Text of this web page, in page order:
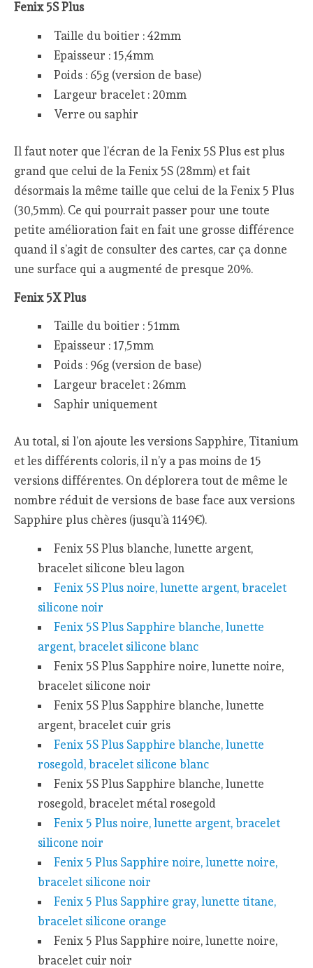
Fenix 5S Plus
Taille du boitier : 42mm
Epaisseur : 15,4mm
Poids : 65g (version de base)
Largeur bracelet : 20mm
Verre ou saphir
Il faut noter que l’écran de la Fenix 5S Plus est plus
grand que celui de la Fenix 5S (28mm) et fait
désormais la même taille que celui de la Fenix 5 Plus
(30,5mm). Ce qui pourrait passer pour une toute
petite amélioration fait en fait une grosse différence
quand il s’agit de consulter des cartes, car ça donne
une surface qui a augmenté de presque 20%.
Fenix 5X Plus
Taille du boitier : 51mm
Epaisseur : 17,5mm
Poids : 96g (version de base)
Largeur bracelet : 26mm
Saphir uniquement
Au total, si l’on ajoute les versions Sapphire, Titanium
et les différents coloris, il n’y a pas moins de 15
versions différentes. On déplorera tout de même le
nombre réduit de versions de base face aux versions
Sapphire plus chères (jusqu’à 1149€).
Fenix 5S Plus blanche, lunette argent,
bracelet silicone bleu lagon
Fenix 5S Plus noire, lunette argent, bracelet
silicone noir
Fenix 5S Plus Sapphire blanche, lunette
argent, bracelet silicone blanc
Fenix 5S Plus Sapphire noire, lunette noire,
bracelet silicone noir
Fenix 5S Plus Sapphire blanche, lunette
argent, bracelet cuir gris
Fenix 5S Plus Sapphire blanche, lunette
rosegold, bracelet silicone blanc
Fenix 5S Plus Sapphire blanche, lunette
rosegold, bracelet métal rosegold
Fenix 5 Plus noire, lunette argent, bracelet
silicone noir
Fenix 5 Plus Sapphire noire, lunette noire,
bracelet silicone noir
Fenix 5 Plus Sapphire gray, lunette titane,
bracelet silicone orange
Fenix 5 Plus Sapphire noire, lunette noire,
bracelet cuir noir